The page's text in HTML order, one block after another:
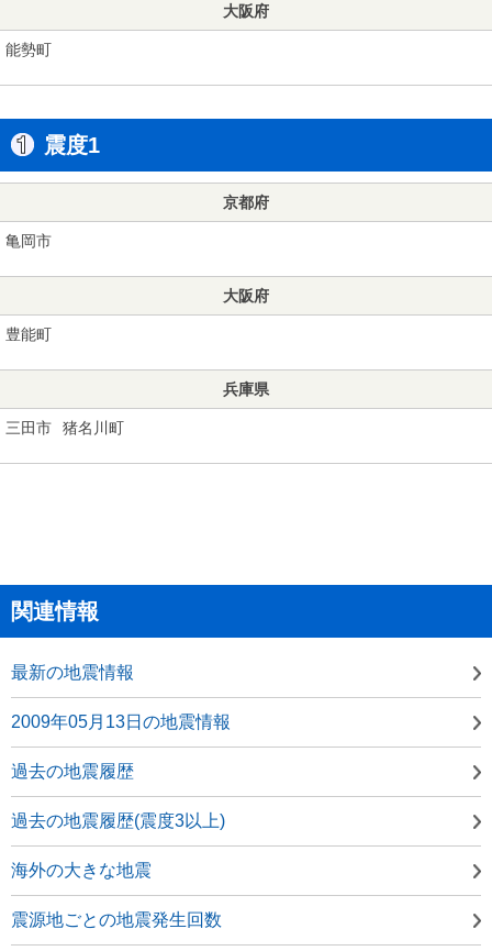
大阪府
能勢町
震度1
京都府
亀岡市
大阪府
豊能町
兵庫県
三田市 猪名川町
関連情報
最新の地震情報
2009年05月13日の地震情報
過去の地震履歴
過去の地震履歴(震度3以上)
海外の大きな地震
震源地ごとの地震発生回数